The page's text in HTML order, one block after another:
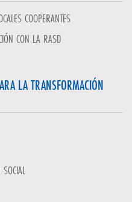
COOPERANTES
CON LA RASD
LA TRANSFORMACIÓN